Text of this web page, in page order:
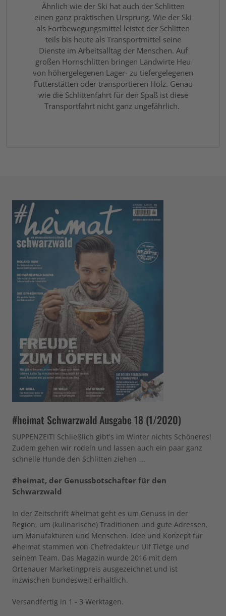
Ähnlich wie der Ski hat auch der Schlitten
einen ganz praktischen Ursprung. Wie der Ski
als Fortbewegungsmittel leistet der Schlitten
teils bis heute als Transportmittel seine
Dienste im Arbeitsalltag der Menschen. Auf
großen Hornschlitten bringen Landwirte Heu
von höhergelegenen Lager- zu tiefergelegenen
Futterstätten oder transportieren Holz. Genau
wie die Schlittenfahrt für den Spaß ist diese
Transportfahrt nicht ganz ungefährlich.
#heimat Schwarzwald Ausgabe 18 (1/2020)
SUPPENZEIT! Schließlich gibt’s im Winter nichts Schöneres!
Zudem gehen wir rodeln und lassen auch ein paar ganz
schnelle Hunde den Schlitten ziehen …
#heimat, der Genussbotschafter für den
Schwarzwald
In der Zeitschrift #heimat geht es um Genuss in der
Region, um (kulinarische) Traditionen und gute Adressen,
um Manufakturen und Menschen. Idee und Konzept für
#heimat stammen von Chefredakteur Ulf Tietge und
seinem Team. Das Magazin wurde 2016 mit dem
Ortenauer Marketingpreis ausgezeichnet und ist
inzwischen bundesweit erhältlich.
Versandfertig in 1 - 3 Werktagen.